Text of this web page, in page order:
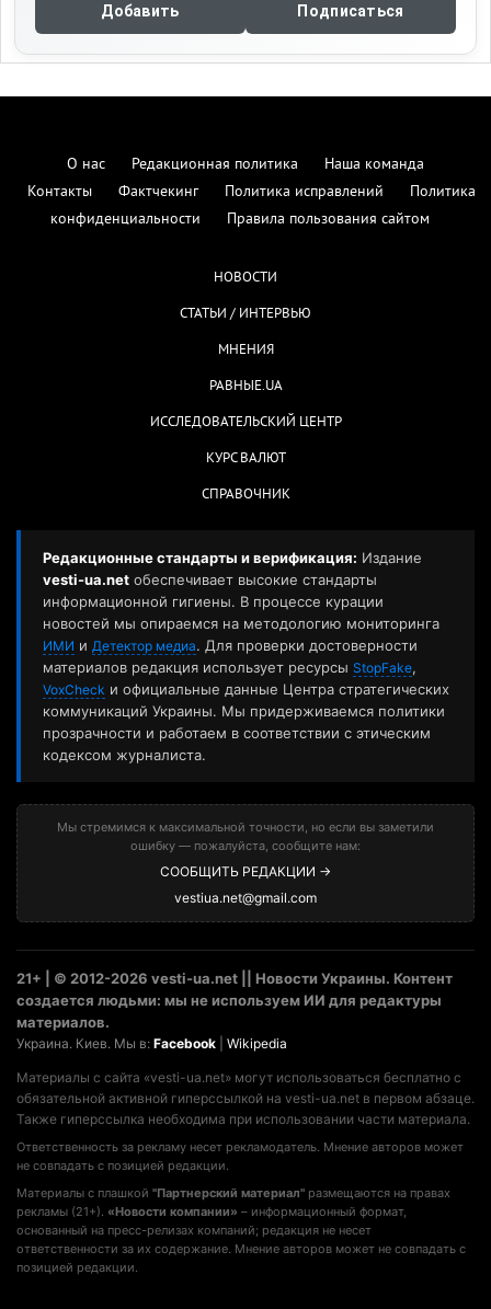
Добавить Подписаться
О нас Редакционная политика
Наша команда
Контакты
Фактчекинг Политика исправлений
Политика
конфиденциальности
Правила пользования сайтом
НОВОСТИ
СТАТЬИ / ИНТЕРВЬЮ
МНЕНИЯ
РАВНЫЕ.UA
ИССЛЕДОВАТЕЛЬСКИЙ ЦЕНТР
КУРС ВАЛЮТ
СПРАВОЧНИК
Редакционные стандарты и верификация: Издание
vesti-ua.net обеспечивает высокие стандарты
информационной гигиены. В процессе курации
новостей мы опираемся на методологию мониторинга
ИМИ и Детектор медиа. Для проверки достоверности
материалов редакция использует ресурсы StopFake,
VoxCheck и официальные данные Центра стратегических
коммуникаций Украины. Мы придерживаемся политики
прозрачности и работаем в соответствии с этическим
кодексом журналиста.
Мы стремимся к максимальной точности, но если вы заметили
ошибку — пожалуйста, сообщите нам:
СООБЩИТЬ РЕДАКЦИИ →
vestiua.net@gmail.com
21+ | © 2012-2026 vesti-ua.net || Новости Украины. Контент
создается людьми: мы не используем ИИ для редактуры
материалов.
Украина. Киев. Мы в: Facebook Wikipedia
Материалы с сайта «vesti-ua.net» могут использоваться бесплатно с
обязательной активной гиперссылкой на vesti-ua.net в первом абзаце.
Также гиперссылка необходима при использовании части материала.
Ответственность за рекламу несет рекламодатель. Мнение авторов может
не совпадать с позицией редакции.
Материалы с плашкой "Партнерский материал" размещаются на правах
рекламы (21+). «Новости компании» – информационный формат,
основанный на пресс-релизах компаний; редакция не несет
ответственности за их содержание. Мнение авторов может не совпадать с
позицией редакции.